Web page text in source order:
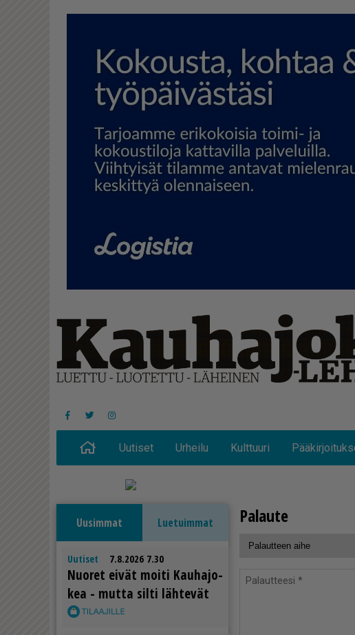
Uutiset Urheilu Kulttuuri
Uusimmat Luetuimmat
Uutiset 7.8.2026 7.30
Nuo­ret ei­vät moi­ti Kau­ha­jo­
kea - mut­ta sil­ti läh­te­vät
Palaute